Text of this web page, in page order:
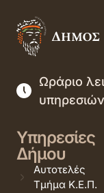
Ωράριο
υπηρεσιών
Υπηρεσίες
Δήμου
Αυτοτελές
Τμήμα Κ.Ε.Π.